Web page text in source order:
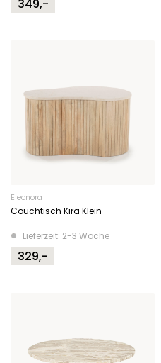
349,-
Eleonora
Couchtisch Kira Klein
Lieferzeit: 2-3 Woche
329,-